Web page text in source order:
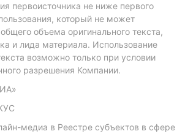
первоисточника не ниже первого
который не может
объема оригинального текста,
и лида материала. Использование
возможно только при условии
разрешения Компании.
медиа в Реестре субъектов в сфере